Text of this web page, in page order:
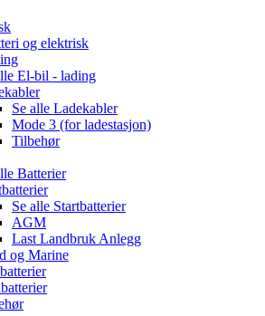
og elektrisk
El-bil - lading
Se alle Ladekabler
Mode 3 (for ladestasjon)
Tilbehør
Batterier
Se alle Startbatterier
AGM
Last Landbruk Anlegg
og Marine